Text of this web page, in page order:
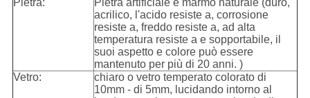
Pietra:
Pietra artificiale e marmo naturale (duro,
acrilico, l'acido resiste a, corrosione
resiste a, freddo resiste a, ad alta
temperatura resiste a e sopportabile, il
suoi aspetto e colore può essere
mantenuto per più di 20 anni. )
Vetro:
chiaro o vetro temperato colorato di
10mm - di 5mm, lucidando intorno al